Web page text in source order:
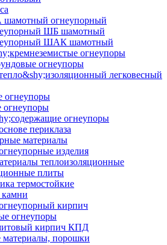
огнеупорный
ШБ шамотный
ШАК шамотный
огнеупоры
огнеупоры
легковесный
огнеупоры
огнеупоры
огнеупоры
периклаза
материалы
изделия
теплоизоляционные
плиты
термостойкие
камни
кирпич
огнеупоры
кирпич КПД
материалы, порошки